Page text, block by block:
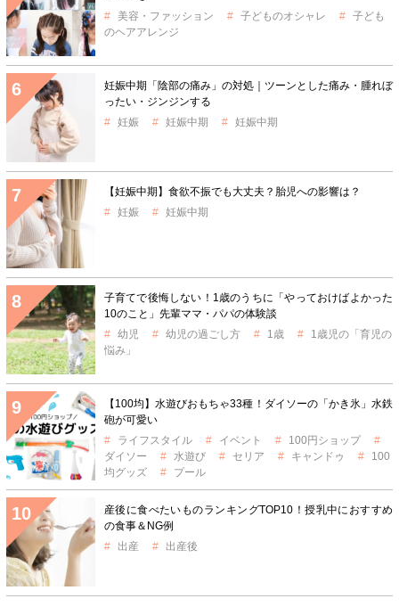
美容・ファッション
子どものオシャレ
子ども
のヘアアレンジ
妊娠中期「陰部の痛み」の対処｜ツーンとした痛み・腫れぼ
ったい・ジンジンする
妊娠
妊娠中期 妊娠中期
【妊娠中期】食欲不振でも大丈夫？胎児への影響は？
妊娠
妊娠中期
子育てで後悔しない！1歳のうちに「やっておけばよかった
10のこと」先輩ママ・パパの体験談
幼児
幼児の過ごし方 1歳
1歳児の「育児の
悩み」
【100均】水遊びおもちゃ33種！ダイソーの「かき氷」水鉄
砲が可愛い
ライフスタイル
イベント
100円ショップ
ダイソー
水遊び セリア キャンドゥ
100
均グッズ
プール
産後に食べたいものランキングTOP10！授乳中におすすめ
の食事＆NG例
出産
出産後